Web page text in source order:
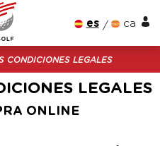
es ca
CONDICIONES LEGALES
LEGALES
ONLINE